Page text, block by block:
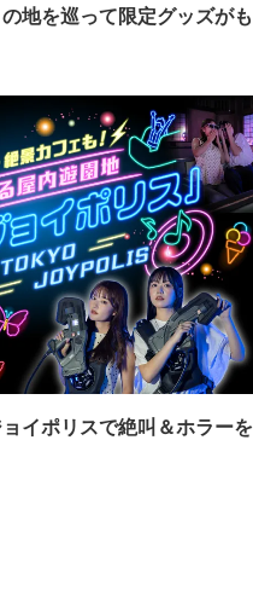
地を巡って限定グッズがも
イポリスで絶叫＆ホラーを